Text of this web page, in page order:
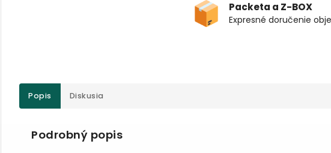
Packeta a Z-BOX
Expresné doručenie
Popis Diskusia
Podrobný popis